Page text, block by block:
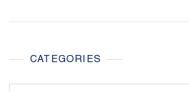
CATEGORIES